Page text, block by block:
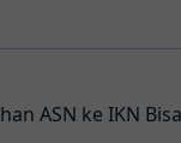
ASN ke IKN